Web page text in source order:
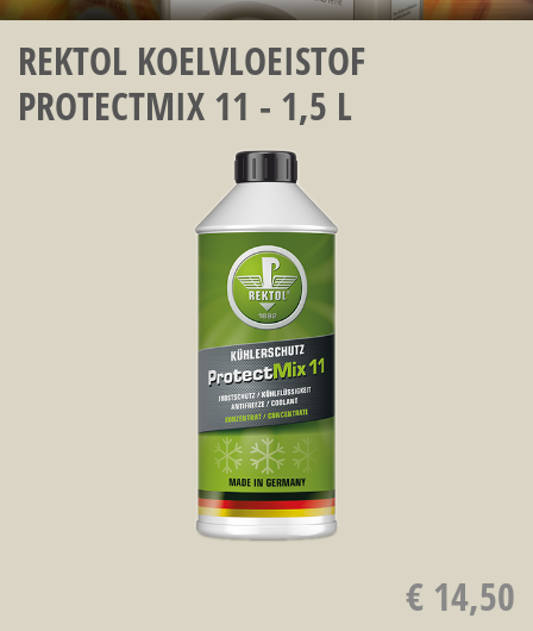
REKTOL KOELVLOEISTOF
PROTECTMIX 11 - 1,5 L
€ 14,50